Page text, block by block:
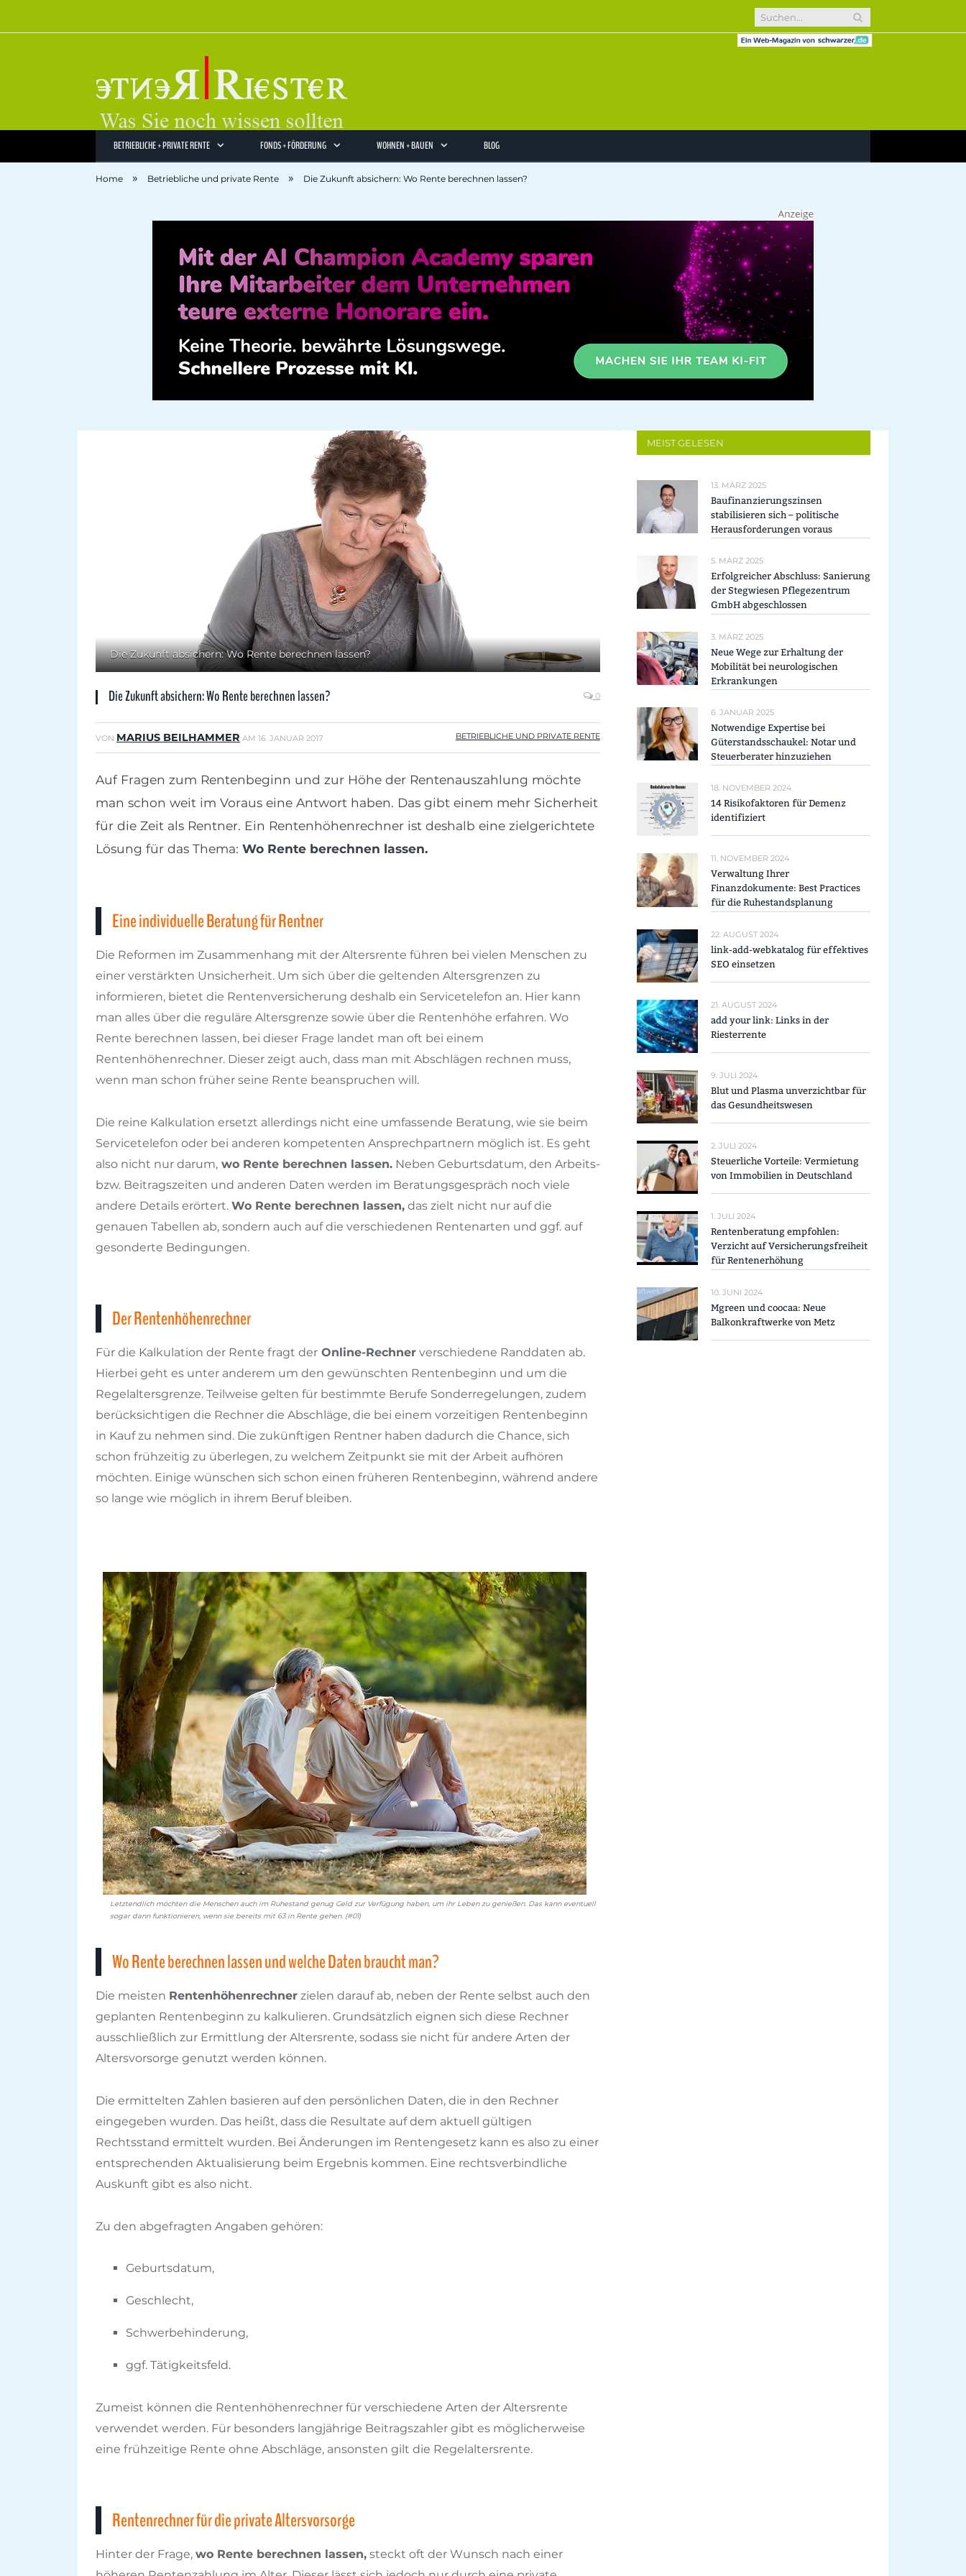
BETRIEBLICHE + PRIVATE RENTE FONDS + FÖRDERUNG WOHNEN + BAUEN BLOG
Home » Betriebliche und private Rente » Die Zukunft absichern: Wo Rente berechnen lassen?
Die Zukunft absichern: Wo Rente berechnen lassen?
Die Zukunft absichern: Wo Rente berechnen lassen? 0
VON MARIUS BEILHAMMER AM 16. JANUAR 2017 BETRIEBLICHE UND PRIVATE RENTE
Auf Fragen zum Rentenbeginn und zur Höhe der Rentenauszahlung möchte
man schon weit im Voraus eine Antwort haben. Das gibt einem mehr Sicherheit
für die Zeit als Rentner. Ein Rentenhöhenrechner ist deshalb eine zielgerichtete
Lösung für das Thema: Wo Rente berechnen lassen.
Eine individuelle Beratung für Rentner
Die Reformen im Zusammenhang mit der Altersrente führen bei vielen Menschen zu
einer verstärkten Unsicherheit. Um sich über die geltenden Altersgrenzen zu
informieren, bietet die Rentenversicherung deshalb ein Servicetelefon an. Hier kann
man alles über die reguläre Altersgrenze sowie über die Rentenhöhe erfahren. Wo
Rente berechnen lassen, bei dieser Frage landet man oft bei einem
Rentenhöhenrechner. Dieser zeigt auch, dass man mit Abschlägen rechnen muss,
wenn man schon früher seine Rente beanspruchen will.
Die reine Kalkulation ersetzt allerdings nicht eine umfassende Beratung, wie sie beim
Servicetelefon oder bei anderen kompetenten Ansprechpartnern möglich ist. Es geht
also nicht nur darum, wo Rente berechnen lassen. Neben Geburtsdatum, den Arbeits-
bzw. Beitragszeiten und anderen Daten werden im Beratungsgespräch noch viele
andere Details erörtert. Wo Rente berechnen lassen, das zielt nicht nur auf die
genauen Tabellen ab, sondern auch auf die verschiedenen Rentenarten und ggf. auf
gesonderte Bedingungen.
Der Rentenhöhenrechner
Für die Kalkulation der Rente fragt der Online-Rechner verschiedene Randdaten ab.
Hierbei geht es unter anderem um den gewünschten Rentenbeginn und um die
Regelaltersgrenze. Teilweise gelten für bestimmte Berufe Sonderregelungen, zudem
berücksichtigen die Rechner die Abschläge, die bei einem vorzeitigen Rentenbeginn
in Kauf zu nehmen sind. Die zukünftigen Rentner haben dadurch die Chance, sich
schon frühzeitig zu überlegen, zu welchem Zeitpunkt sie mit der Arbeit aufhören
möchten. Einige wünschen sich schon einen früheren Rentenbeginn, während andere
so lange wie möglich in ihrem Beruf bleiben.
Letztendlich möchten die Menschen auch im Ruhestand genug Geld zur Verfügung haben, um ihr Leben zu genießen. Das kann eventuell
sogar dann funktionieren, wenn sie bereits mit 63 in Rente gehen. (#01)
Wo Rente berechnen lassen und welche Daten braucht man?
Die meisten Rentenhöhenrechner zielen darauf ab, neben der Rente selbst auch den
geplanten Rentenbeginn zu kalkulieren. Grundsätzlich eignen sich diese Rechner
ausschließlich zur Ermittlung der Altersrente, sodass sie nicht für andere Arten der
Altersvorsorge genutzt werden können.
Die ermittelten Zahlen basieren auf den persönlichen Daten, die in den Rechner
eingegeben wurden. Das heißt, dass die Resultate auf dem aktuell gültigen
Rechtsstand ermittelt wurden. Bei Änderungen im Rentengesetz kann es also zu einer
entsprechenden Aktualisierung beim Ergebnis kommen. Eine rechtsverbindliche
Auskunft gibt es also nicht.
Zu den abgefragten Angaben gehören:
Geburtsdatum,
Geschlecht,
Schwerbehinderung,
ggf. Tätigkeitsfeld.
Zumeist können die Rentenhöhenrechner für verschiedene Arten der Altersrente
verwendet werden. Für besonders langjährige Beitragszahler gibt es möglicherweise
eine frühzeitige Rente ohne Abschläge, ansonsten gilt die Regelaltersrente.
Rentenrechner für die private Altersvorsorge
Hinter der Frage, wo Rente berechnen lassen, steckt oft der Wunsch nach einer
MEIST GELESEN
13. MÄRZ 2025
Baufinanzierungszinsen
stabilisieren sich – politische
Herausforderungen voraus
5. MÄRZ 2025
Erfolgreicher Abschluss: Sanierung
der Stegwiesen Pflegezentrum
GmbH abgeschlossen
3. MÄRZ 2025
Neue Wege zur Erhaltung der
Mobilität bei neurologischen
Erkrankungen
6. JANUAR 2025
Notwendige Expertise bei
Güterstandsschaukel: Notar und
Steuerberater hinzuziehen
18. NOVEMBER 2024
14 Risikofaktoren für Demenz
identifiziert
11. NOVEMBER 2024
Verwaltung Ihrer
Finanzdokumente: Best Practices
für die Ruhestandsplanung
22. AUGUST 2024
link-add-webkatalog für effektives
SEO einsetzen
21. AUGUST 2024
add your link: Links in der
Riesterrente
9. JULI 2024
Blut und Plasma unverzichtbar für
das Gesundheitswesen
2. JULI 2024
Steuerliche Vorteile: Vermietung
von Immobilien in Deutschland
1. JULI 2024
Rentenberatung empfohlen:
Verzicht auf Versicherungsfreiheit
für Rentenerhöhung
10. JUNI 2024
Mgreen und coocaa: Neue
Balkonkraftwerke von Metz